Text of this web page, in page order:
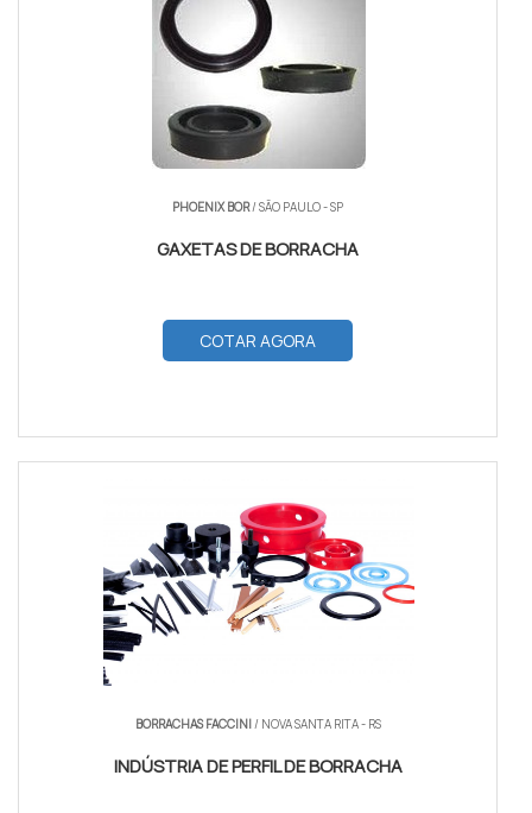
PHOENIX BOR/ SÃO PAULO - SP
GAXETAS DE BORRACHA
COTAR AGORA
BORRACHAS FACCINI/ NOVA SANTA RITA - RS
INDÚSTRIA DE PERFIL DE BORRACHA